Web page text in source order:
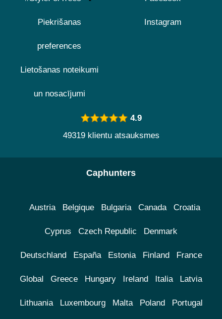
Piekrišanas
preferences
Lietošanas noteikumi
un nosacījumi
Instagram
4.9
49319 klientu atsauksmes
Caphunters
Austria Belgique Bulgaria Canada Croatia
Cyprus Czech Republic Denmark
Deutschland España Estonia Finland France
Global Greece Hungary Ireland Italia Latvia
Lithuania Luxembourg Malta Poland Portugal